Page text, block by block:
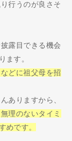
行うのが良さそ
露目できる機会
ます。
どに祖父母を招
ありますから、
理のないタイミ
めです。